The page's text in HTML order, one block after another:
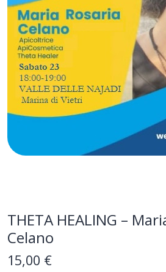
THETA HEALING –
Celano
15,00 €